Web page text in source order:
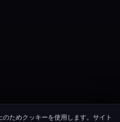
ためクッキーを使用します。サイト